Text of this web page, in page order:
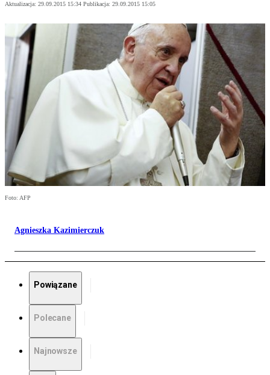
Aktualizacja: 29.09.2015 15:34 Publikacja: 29.09.2015 15:05
Foto: AFP
Agnieszka Kazimierczuk
Powiązane
Polecane
Najnowsze